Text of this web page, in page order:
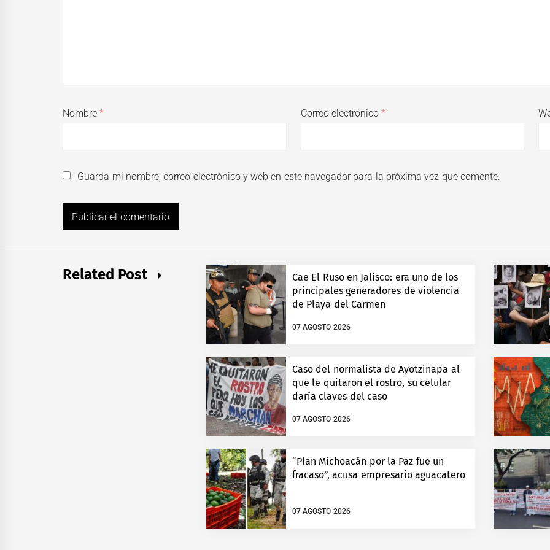
Nombre* Correo electrónico*
Guarda mi nombre, correo electrónico y web en este navegador para la próxima vez que comente.
Related Post
Cae El Ruso en Jalisco: era uno de los
principales generadores de violencia
de Playa del Carmen
07 AGOSTO 2026
Caso del normalista de Ayotzinapa al
que le quitaron el rostro, su celular
daría claves del caso
07 AGOSTO 2026
“Plan Michoacán por la Paz fue un
fracaso”, acusa empresario aguacatero
07 AGOSTO 2026